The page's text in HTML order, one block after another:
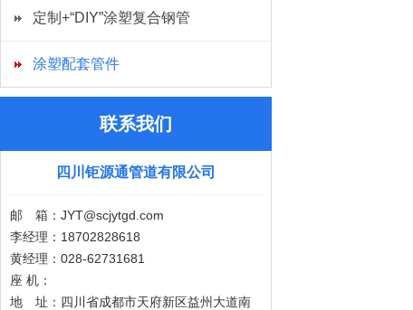
定制+“DIY”涂塑复合钢管
涂塑配套管件
联系我们
四川钜源通管道有限公司
邮 箱：JYT@scjytgd.com
李经理：18702828618
黄经理：028-62731681
座 机：
地 址：四川省成都市天府新区益州大道南